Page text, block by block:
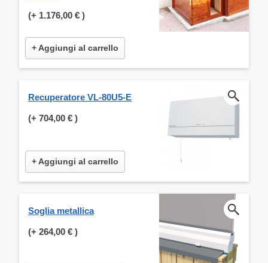
(+ 1.176,00 € )
+ Aggiungi al carrello
Recuperatore VL-80U5-E
(+ 704,00 € )
+ Aggiungi al carrello
Soglia metallica
(+ 264,00 € )